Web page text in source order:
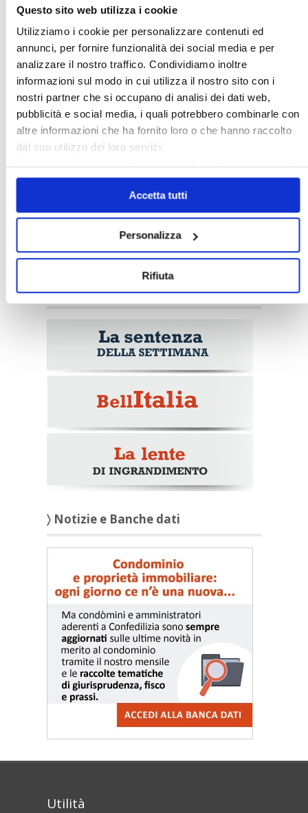
Questo sito web utilizza i cookie
Utilizziamo i cookie per personalizzare contenuti ed
annunci, per fornire funzionalità dei social media e per
analizzare il nostro traffico. Condividiamo inoltre
informazioni sul modo in cui utilizza il nostro sito con i
nostri partner che si occupano di analisi dei dati web,
pubblicità e social media, i quali potrebbero combinarle con
altre informazioni che ha fornito loro o che hanno raccolto
dal suo utilizzo dei loro servizi.
solo i cookie necessari.
Accetta tutti
Personalizza
Rifiuta
Confedilizia notizie – Luglio 2026
〉 Italia Oggi – Pagina Confedilizia
Italia Oggi – Luglio 2026
〉 Rubriche
〉 Notizie e Banche dati
Utilità